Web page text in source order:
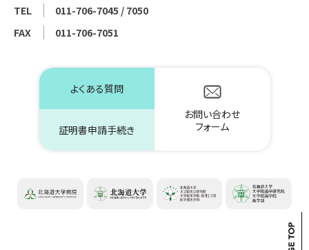
TEL
011-706-7045 / 7050
FAX
011-706-7051
よくある質問
証明書申請手続き
お問い合わせ
フォーム